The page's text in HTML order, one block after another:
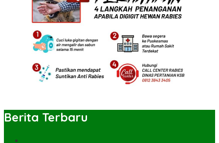
Berita Terbaru